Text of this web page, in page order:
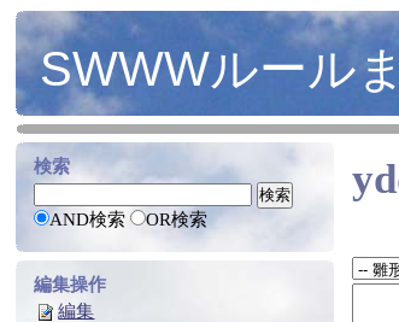
SWWWルール
検索
AND検索 OR検索
編集操作
編集